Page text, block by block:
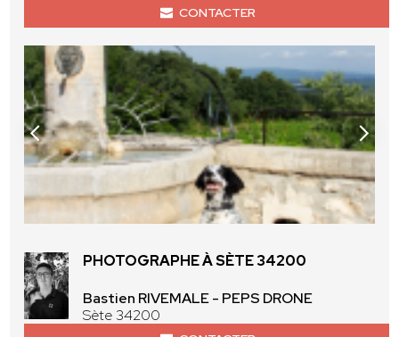
CONTACTER
PHOTOGRAPHE À SÈTE 34200
Bastien RIVEMALE - PEPS DRONE
Sète 34200